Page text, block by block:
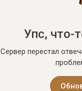
Упс, что-
Сервер перестал